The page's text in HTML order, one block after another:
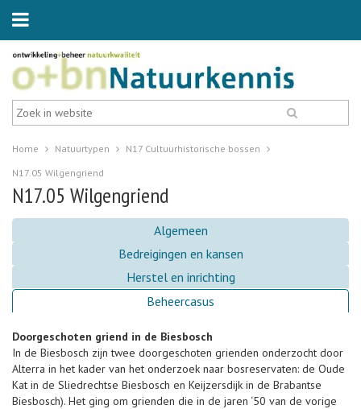
Home Natuurtypen
N17 Cultuurhistorische bossen
N17.05 Wilgengriend
N17.05 Wilgengriend
Algemeen
Bedreigingen en kansen
Herstel en inrichting
Beheercasus
Doorgeschoten griend in de Biesbosch
In de Biesbosch zijn twee doorgeschoten grienden onderzocht door
Alterra in het kader van het onderzoek naar bosreservaten: de Oude
Kat in de Sliedrechtse Biesbosch en Keijzersdijk in de Brabantse
Biesbosch). Het ging om grienden die in de jaren ‘50 van de vorige